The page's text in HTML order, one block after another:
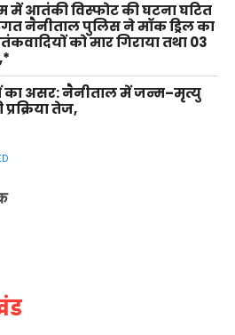
में आतंकी विस्फोट की घटना घटित
नैनीताल पुलिस ने मॉक ड्रिल का
को मार गिराया तथा 03
का असर: नैनीताल में जन्म–मृत्यु
तेज,